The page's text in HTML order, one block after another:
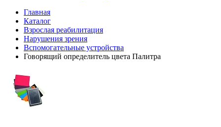
Главная
Каталог
Взрослая реабилитация
Нарушения зрения
Вспомогательные устройства
Говорящий определитель цвета Палитра